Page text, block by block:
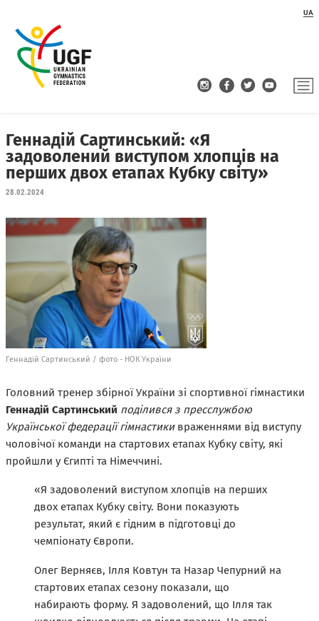
UA
Геннадій Сартинський: «Я
задоволений виступом хлопців на
перших двох етапах Кубку світу»
28.02.2024
Геннадій Сартинський / фото - НОК України
Головний тренер збірної України зі спортивної гімнастики
Геннадій Сартинський поділився з пресслужбою
Української федерації гімнастикивраженнями від виступу
чоловічої команди на стартових етапах Кубку світу, які
пройшли у Єгипті та Німеччині.
«Я задоволений виступом хлопців на перших
двох етапах Кубку світу. Вони показують
результат, який є гідним в підготовці до
чемпіонату Європи.
Олег Верняєв, Ілля Ковтун та Назар Чепурний на
стартових етапах сезону показали, що
набирають форму. Я задоволений, що Ілля так